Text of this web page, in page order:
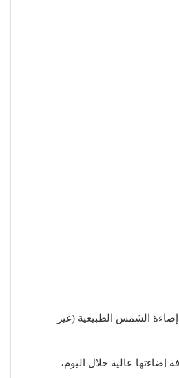
الشمس الطبيعية (غير
إضاءتها عالية خلال اليوم،